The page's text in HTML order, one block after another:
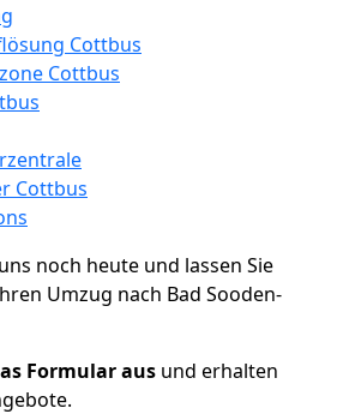
Cottbus
Cottbus
Cottbus
noch heute und lassen Sie
Umzug nach Bad Sooden-
Formular aus und erhalten